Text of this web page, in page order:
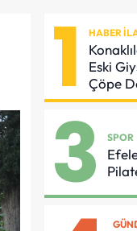
1 HABER
Eski
Çöpe
Geri
Gidiyor
3 SPOR